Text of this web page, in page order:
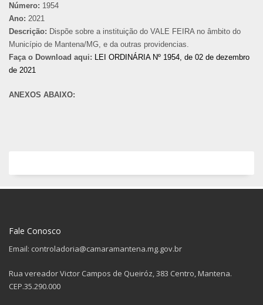
Número: 1954
Ano: 2021
Descrição: Dispõe sobre a instituição do VALE FEIRA no âmbito do
Município de Mantena/MG, e da outras providencias.
Faça o Download aqui: LEI ORDINÁRIA Nº 1954, de 02 de dezembro
de 2021
ANEXOS ABAIXO:
Fale Conosco
Email: controladoria@camaramantena.mg.gov.br
Rua vereador Victor Campos de Queiróz, 383 Centro, Mantena.
CEP.35.290.000